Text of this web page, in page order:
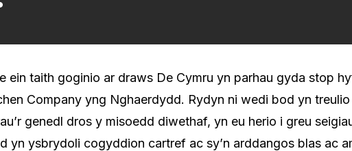
ein taith goginio ar draws De Cymru yn parhau gyda stop
Company yng Nghaerdydd. Rydyn ni wedi bod yn
genedl dros y misoedd diwethaf, yn eu herio i greu
yn ysbrydoli cogyddion cartref ac sy’n arddangos blas ac